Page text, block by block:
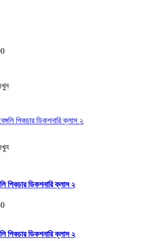
পিকচার ডিকশনারি ক্লাস ২
পিকচার ডিকশনারি ক্লাস ২